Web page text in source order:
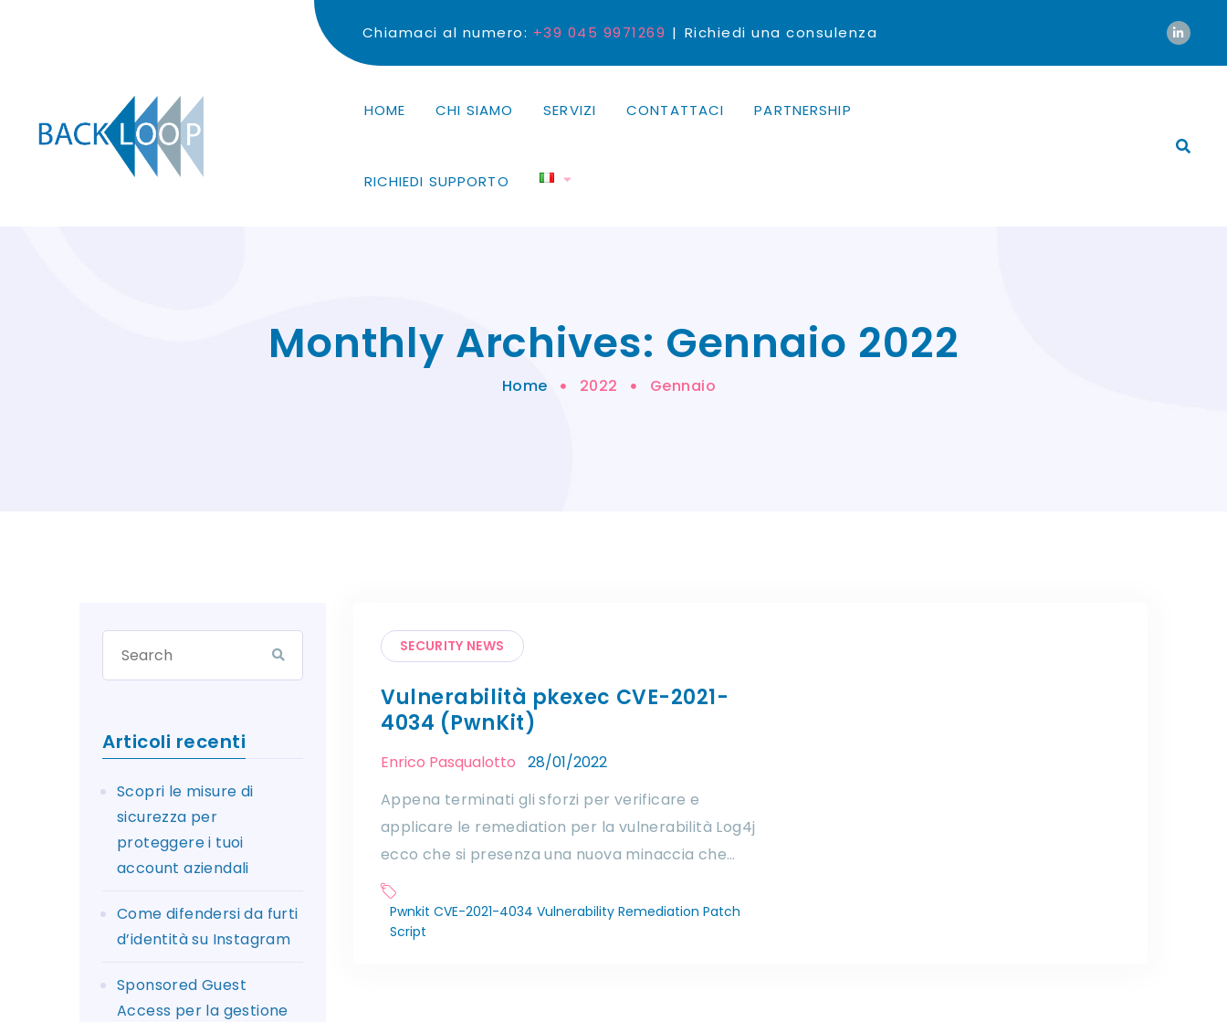
Chiamaci al numero: +39 045 9971269 Richiedi una consulenza
HOME CHI SIAMO SERVIZI CONTATTACI PARTNERSHIP
RICHIEDI SUPPORTO
Monthly Archives: Gennaio 2022
Home 2022 Gennaio
Articoli recenti
Scopri le misure di
sicurezza per
proteggere i tuoi
account aziendali
Come difendersi da furti
d’identità su Instagram
Sponsored Guest
Access per la gestione
SECURITY NEWS
Vulnerabilità pkexec CVE-2021-
4034 (PwnKit)
Enrico Pasqualotto
28/01/2022
Appena terminati gli sforzi per verificare e
applicare le remediation per la vulnerabilità Log4j
ecco che si presenza una nuova minaccia che…
Pwnkit CVE-2021-4034 Vulnerability Remediation Patch
Script